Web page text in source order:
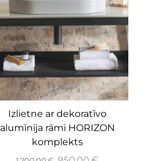
Izlietne ar dekoratīvo
alumīnija rāmi HORIZON
komplekts